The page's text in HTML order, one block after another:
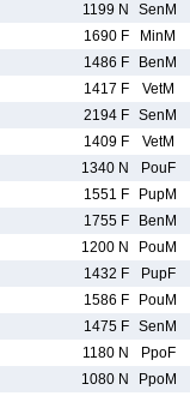
1199 N SenM
1690 F MinM
1486 F BenM
1417 F VetM
2194 F SenM
1409 F VetM
1340 N PouF
1551 F PupM
1755 F BenM
1200 N PouM
1432 F PupF
1586 F PouM
1475 F SenM
1180 N PpoF
1080 N PpoM